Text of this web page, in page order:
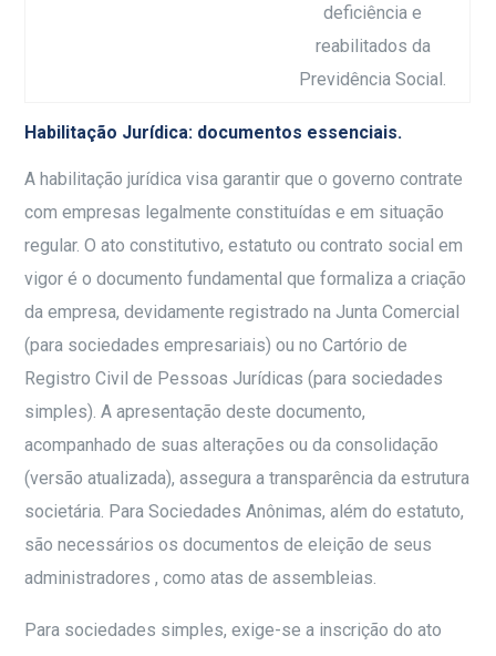
deficiência e
reabilitados da
Previdência Social.
Habilitação Jurídica: documentos essenciais.
A habilitação jurídica visa garantir que o governo contrate
com empresas legalmente constituídas e em situação
regular. O ato constitutivo, estatuto ou contrato social em
vigor é o documento fundamental que formaliza a criação
da empresa, devidamente registrado na Junta Comercial
(para sociedades empresariais) ou no Cartório de
Registro Civil de Pessoas Jurídicas (para sociedades
simples). A apresentação deste documento,
acompanhado de suas alterações ou da consolidação
(versão atualizada), assegura a transparência da estrutura
societária. Para Sociedades Anônimas, além do estatuto,
são necessários os documentos de eleição de seus
administradores , como atas de assembleias.
Para sociedades simples, exige-se a inscrição do ato